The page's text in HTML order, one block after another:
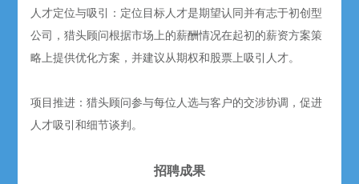
人才定位与吸引：定位目标人才是期望认同并有志于初创型
公司，猎头顾问根据市场上的薪酬情况在起初的薪资方案策
略上提供优化方案，并建议从期权和股票上吸引人才。
项目推进：猎头顾问参与每位人选与客户的交涉协调，促进
人才吸引和细节谈判。
招聘成果